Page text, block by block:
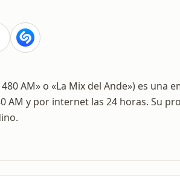
AM» o «La Mix del Ande») es una
AM y por internet las 24 horas. Su